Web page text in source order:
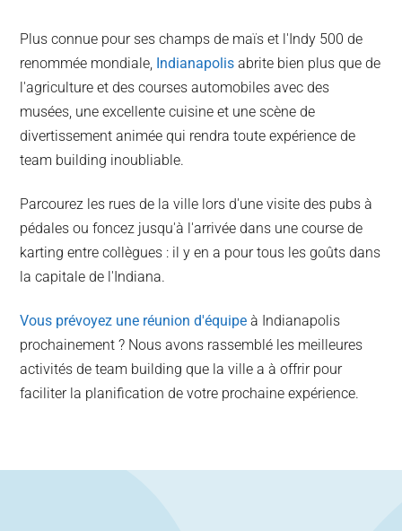
Plus connue pour ses champs de maïs et l'Indy 500 de
renommée mondiale, Indianapolis abrite bien plus que de
l'agriculture et des courses automobiles avec des
musées, une excellente cuisine et une scène de
divertissement animée qui rendra toute expérience de
team building inoubliable.
Parcourez les rues de la ville lors d'une visite des pubs à
pédales ou foncez jusqu'à l'arrivée dans une course de
karting entre collègues : il y en a pour tous les goûts dans
la capitale de l'Indiana.
Vous prévoyez une réunion d'équipe à Indianapolis
prochainement ? Nous avons rassemblé les meilleures
activités de team building que la ville a à offrir pour
faciliter la planification de votre prochaine expérience.